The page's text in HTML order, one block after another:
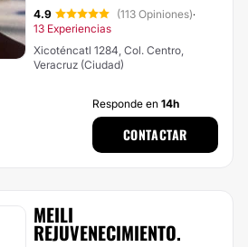
4.9 (113 Opiniones)·
13 Experiencias
Xicoténcatl 1284, Col. Centro,
Veracruz (Ciudad)
Responde en 14h
CONTACTAR
MEILI
REJUVENECIMIENTO.